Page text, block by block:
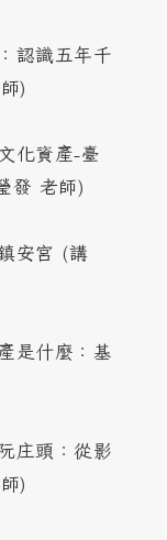
認識五年千
)
化資產-臺
發 老師)
安宮 (講
是什麼：基
庄頭：從影
)